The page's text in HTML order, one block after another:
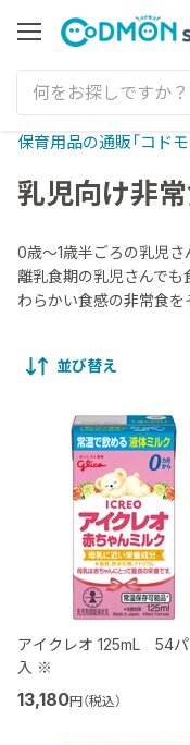
ュ
ー
保育用品の通販「コドモ
乳児向け非
0歳～1歳半ごろの乳児さ
離乳食期の乳児さんで
わらかい食感の非常食を
並び替え
アイクレオ 125mL 54パ
入 ※
13,180円（税込）